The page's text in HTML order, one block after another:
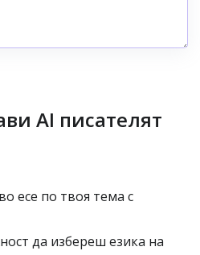
AI писателят
есе по твоя тема с
да избереш езика на